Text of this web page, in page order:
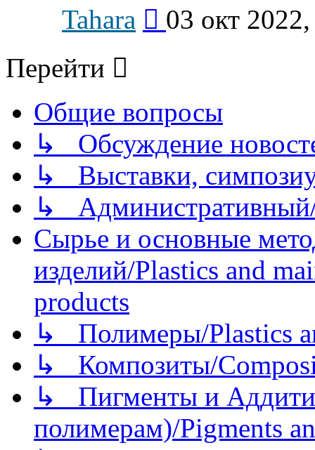
Tahara
последнему
03 окт
Перейти
Общие вопросы
↳ Обсуждение
↳ Выставки,
↳
Сырье и основные
изделий/Plastics and
products
↳ Полимеры/Plastics
↳ Композиты/
↳ Пигменты и
полимерам)/Pigments